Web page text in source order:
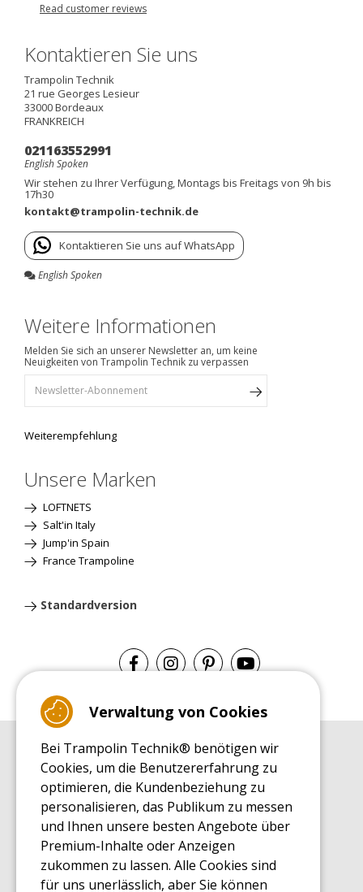
Read customer reviews
Kontaktieren Sie uns
Trampolin Technik
21 rue Georges Lesieur
33000Bordeaux
FRANKREICH
021163552991
English Spoken
Wir stehen zu Ihrer Verfügung, Montags bis Freitags von 9h bis
17h30
kontakt@trampolin-technik.de
Kontaktieren Sie uns auf WhatsApp
English Spoken
Weitere Informationen
Melden Sie sich an unserer Newsletter an, um keine
Neuigkeiten von Trampolin Technik zu verpassen
Weiterempfehlung
Unsere Marken
LOFTNETS
Salt'in Italy
Jump'in Spain
France Trampoline
Standardversion
EINKAUFSRATGEBER
Einkaufsratgeber
MONTAGE RATGEBER
Montagehinweise für ein Freizeit Trampolin
PFLEGERATGEBER
Pflegeratgeber für Ihr Freizeit Trampolin
ENDECKUNGSTOUR
Was Sie über Freizeit Trampoline wissen sollten
Verwaltung von Cookies
Bei Trampolin Technik® benötigen wir
Cookies, um die Benutzererfahrung zu
optimieren, die Kundenbeziehung zu
personalisieren, das Publikum zu messen
und Ihnen unsere besten Angebote über
Premium-Inhalte oder Anzeigen
zukommen zu lassen. Alle Cookies sind
für uns unerlässlich, aber Sie können